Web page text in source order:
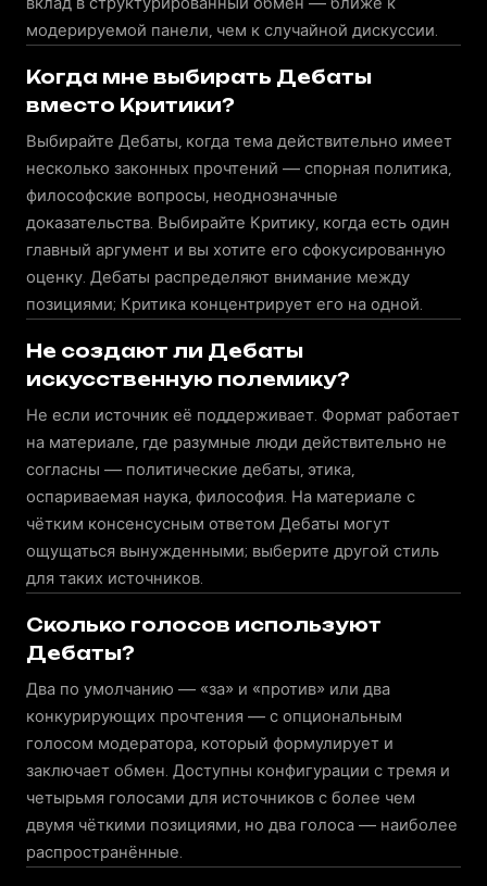
модерируемой панели, чем к случайной дискуссии.
Когда мне выбирать Дебаты
вместо Критики?
Выбирайте Дебаты, когда тема действительно имеет
несколько законных прочтений — спорная политика,
философские вопросы, неоднозначные
доказательства. Выбирайте Критику, когда есть один
главный аргумент и вы хотите его сфокусированную
оценку. Дебаты распределяют внимание между
позициями; Критика концентрирует его на одной.
Не создают ли Дебаты
искусственную полемику?
Не если источник её поддерживает. Формат работает
на материале, где разумные люди действительно не
согласны — политические дебаты, этика,
оспариваемая наука, философия. На материале с
чётким консенсусным ответом Дебаты могут
ощущаться вынужденными; выберите другой стиль
для таких источников.
Сколько голосов используют
Дебаты?
Два по умолчанию — «за» и «против» или два
конкурирующих прочтения — с опциональным
голосом модератора, который формулирует и
заключает обмен. Доступны конфигурации с тремя и
четырьмя голосами для источников с более чем
двумя чёткими позициями, но два голоса — наиболее
распространённые.